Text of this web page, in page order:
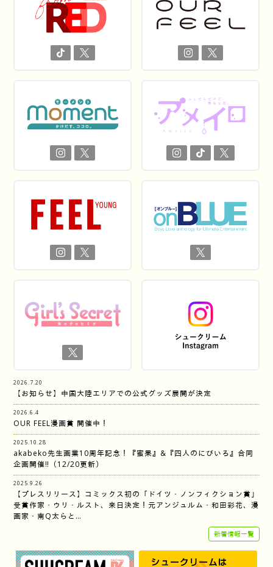
2026.7.20
【お知らせ】中国大陸エリアでの公式グッズ展開が決定
2026.6.4
OUR FEEL漫画賞 開催中！
2025.10.28
akabeko先生画業10周年記念！『蜜果』&『四人のにびいろ』合同
企画開催‼︎（12/20更新）
2025.9.26
【プレスリリース】コミックス初の「ドイツ・ノンフィクション賞」
受賞作家・ウリ・ルスト、来日決定！元アンジュルム・和田彩花、漫
画家・南Q太らと…
新着情報一覧